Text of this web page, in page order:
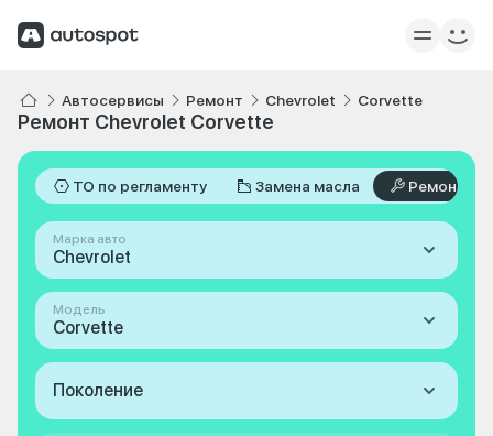
Автосервисы Ремонт Chevrolet Corvette
Ремонт Chevrolet Corvette
ТО по регламенту Замена масла Ремонт
Марка авто
Chevrolet
Модель
Corvette
Поколение